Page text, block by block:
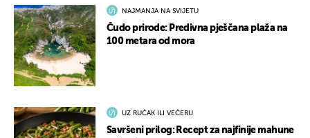
NAJMANJA NA SVIJETU
Čudo prirode: Predivna pješčana plaža na
100 metara od mora
UZ RUČAK ILI VEČERU
Savršeni prilog: Recept za najfinije mahune